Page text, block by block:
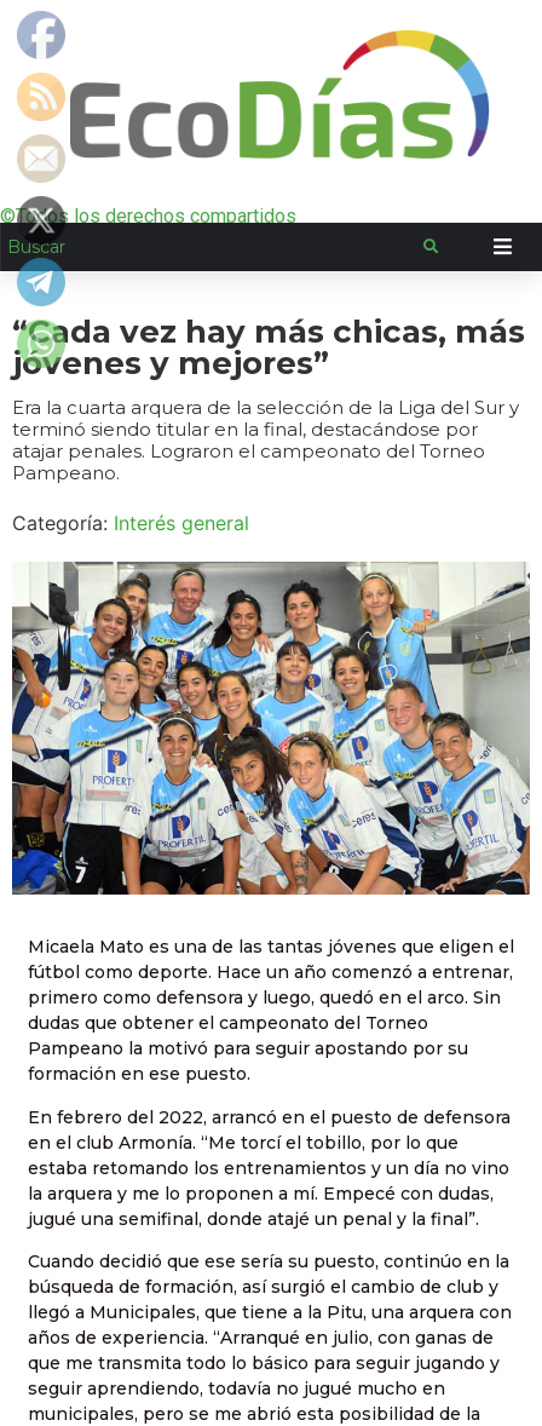
©Todos los derechos compartidos
“Cada vez hay más chicas, más
jóvenes y mejores”
Era la cuarta arquera de la selección de la Liga del Sur y
terminó siendo titular en la final, destacándose por
atajar penales. Lograron el campeonato del Torneo
Pampeano.
Categoría: Interés general
Micaela Mato es una de las tantas jóvenes que eligen el
fútbol como deporte. Hace un año comenzó a entrenar,
primero como defensora y luego, quedó en el arco. Sin
dudas que obtener el campeonato del Torneo
Pampeano la motivó para seguir apostando por su
formación en ese puesto.
En febrero del 2022, arrancó en el puesto de defensora
en el club Armonía. “Me torcí el tobillo, por lo que
estaba retomando los entrenamientos y un día no vino
la arquera y me lo proponen a mí. Empecé con dudas,
jugué una semifinal, donde atajé un penal y la final”.
Cuando decidió que ese sería su puesto, continúo en la
búsqueda de formación, así surgió el cambio de club y
llegó a Municipales, que tiene a la Pitu, una arquera con
años de experiencia. “Arranqué en julio, con ganas de
que me transmita todo lo básico para seguir jugando y
seguir aprendiendo, todavía no jugué mucho en
municipales, pero se me abrió esta posibilidad de la